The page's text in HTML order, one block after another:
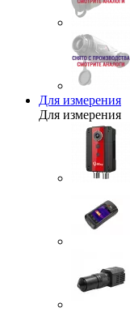
Для измерения
Для измерения